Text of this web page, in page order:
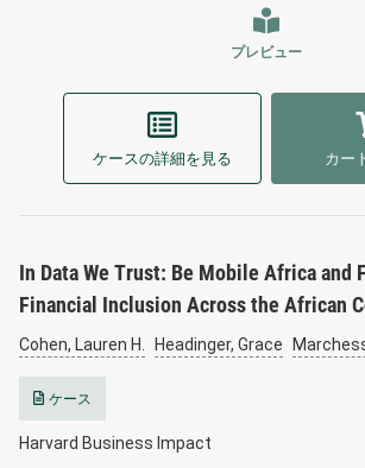
プレビュー
ケースの詳細を見る カー
In Data We Trust: Be Mobile Africa and
Financial Inclusion Across the African
Cohen, Lauren H. Headinger, Grace
ケース
Harvard Business Impact